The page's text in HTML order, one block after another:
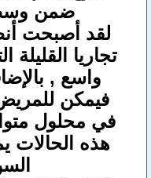
ضمن
لقد أصبحت
تجاريا
واسع ,
فيمكن
هذه الحالات